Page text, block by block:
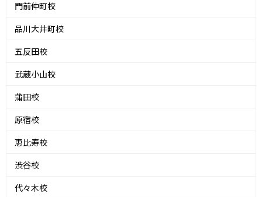
門前仲町校
品川大井町校
五反田校
武蔵小山校
蒲田校
原宿校
恵比寿校
渋谷校
代々木校